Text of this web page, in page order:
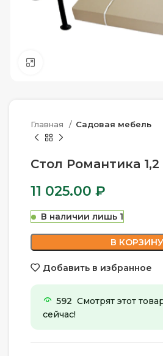
Главная Садовая мебель
Стол Романтика
11 025.00 ₽
В наличии лишь 1
В КОРЗИНУ
Добавить в избранное
592 Смотрят этот
сейчас!